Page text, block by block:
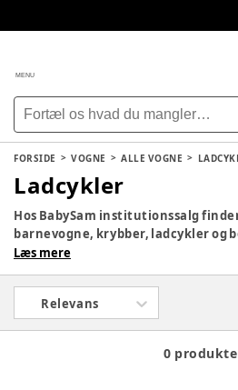
MENU
FORSIDE VOGNE ALLE VOGNE
Ladcykler
Hos BabySam institutionssalg
barnevogne, krybber, ladcykler og
Læs mere
Relevans
0